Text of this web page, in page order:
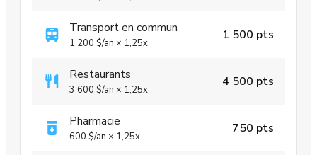
Transport en commun
1 200 $/an × 1,25x
1 500 pts
Restaurants
3 600 $/an × 1,25x
4 500 pts
Pharmacie
600 $/an × 1,25x
750 pts